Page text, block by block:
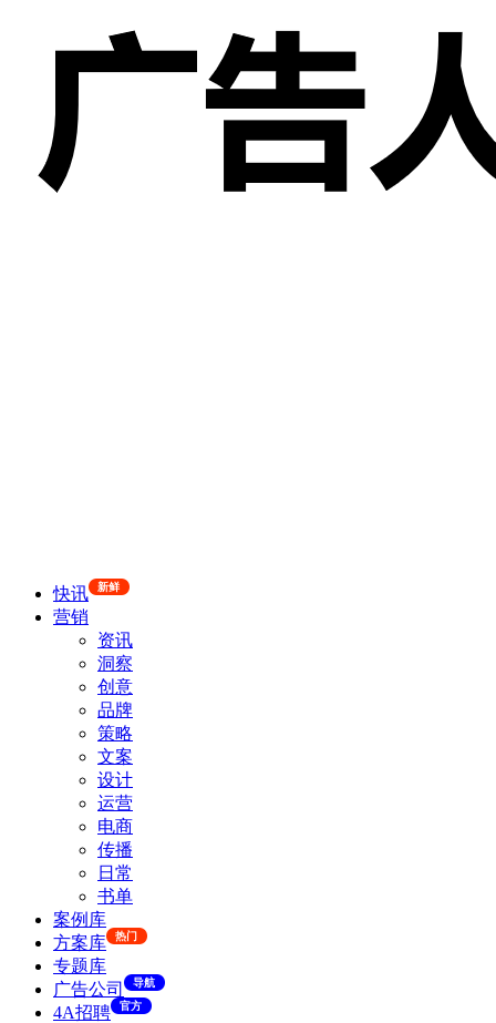
快讯 新鲜
营销
资讯
洞察
创意
品牌
策略
文案
设计
运营
电商
传播
日常
书单
案例库
方案库
热门
专题库
广告公司
导航
4A招聘 官方